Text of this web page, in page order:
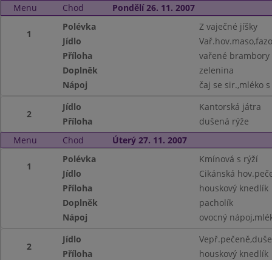
Menu Chod Pondělí 26. 11. 2007
1
Polévka
Z vaječné jíšky
Jídlo
Příloha
vařené brambory
Doplněk
zelenina
Nápoj
čaj se sir.,mléko
2
Jídlo
Kantorská játra
Příloha
dušená rýže
Menu
Chod Úterý 27. 11. 2007
1
Polévka
Kmínová s rýží
Jídlo
Cikánská
Příloha
houskový knedlík
Doplněk
pacholík
Nápoj
ovocný
2
Jídlo
Příloha
houskový knedlík